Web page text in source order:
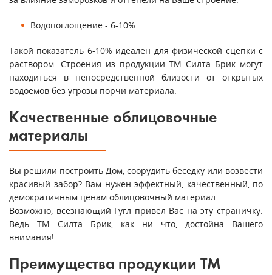
Водопоглощение - 6-10%.
Такой показатель 6-10% идеален для физической сцепки с
раствором. Строения из продукции ТМ Силта Брик могут
находиться в непосредственной близости от открытых
водоемов без угрозы порчи материала.
Качественные облицовочные
материалы
Вы решили построить Дом, соорудить беседку или возвести
красивый забор? Вам нужен эффектный, качественный, по
демократичным ценам облицовочный материал.
Возможно, всезнающий Гугл привел Вас на эту страничку.
Ведь ТМ Силта Брик, как ни что, достойна Вашего
внимания!
Преимущества продукции ТМ